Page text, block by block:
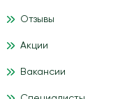
Отзывы
Акции
Вакансии